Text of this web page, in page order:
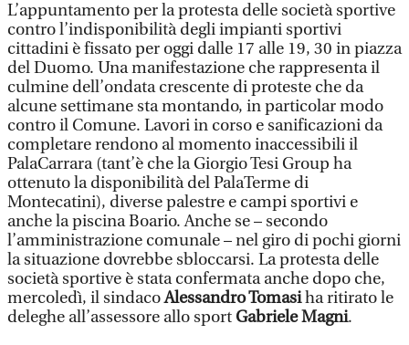
L’appuntamento per la protesta delle società sportive
contro l’indisponibilità degli impianti sportivi
cittadini è fissato per oggi dalle 17 alle 19, 30 in piazza
del Duomo. Una manifestazione che rappresenta il
culmine dell’ondata crescente di proteste che da
alcune settimane sta montando, in particolar modo
contro il Comune. Lavori in corso e sanificazioni da
completare rendono al momento inaccessibili il
PalaCarrara (tant’è che la Giorgio Tesi Group ha
ottenuto la disponibilità del PalaTerme di
Montecatini), diverse palestre e campi sportivi e
anche la piscina Boario. Anche se – secondo
l’amministrazione comunale – nel giro di pochi giorni
la situazione dovrebbe sbloccarsi. La protesta delle
società sportive è stata confermata anche dopo che,
mercoledì, il sindacoAlessandro Tomasiha ritirato le
deleghe all’assessore allo sportGabriele Magni.